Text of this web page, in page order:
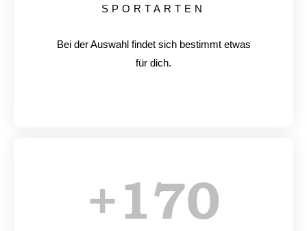
SPORTARTEN
Bei der Auswahl findet sich bestimmt etwas
für dich.
+170